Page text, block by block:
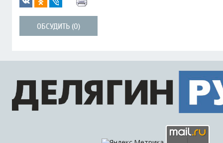
ОБСУДИТЬ (0)